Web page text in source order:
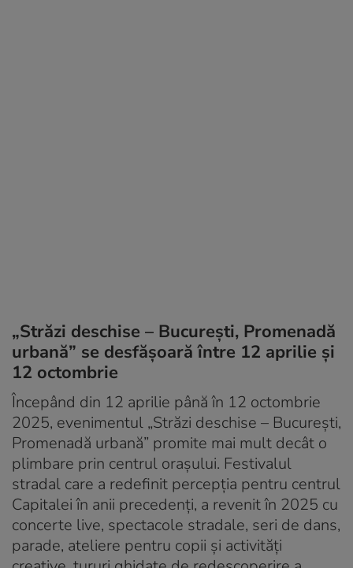
„Străzi deschise – București, Promenadă
urbană” se desfășoară între 12 aprilie și
12 octombrie
Începând din 12 aprilie până în 12 octombrie
2025, evenimentul „Străzi deschise – București,
Promenadă urbană” promite mai mult decât o
plimbare prin centrul orașului. Festivalul
stradal care a redefinit percepția pentru centrul
Capitalei în anii precedenți, a revenit în 2025 cu
concerte live, spectacole stradale, seri de dans,
parade, ateliere pentru copii și activități